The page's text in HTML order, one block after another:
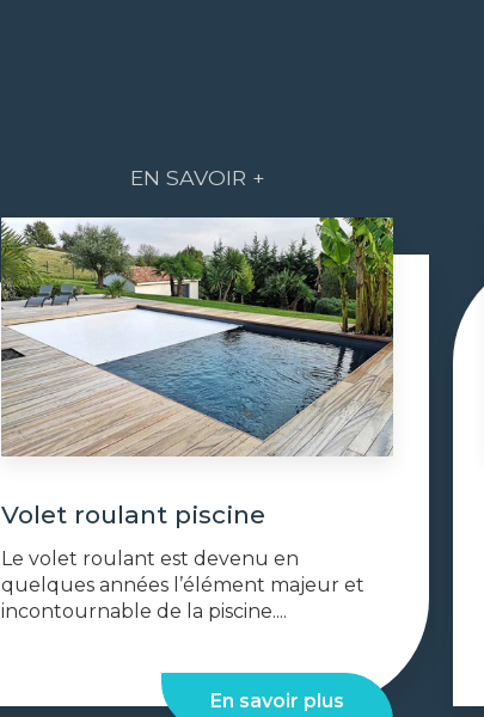
EN SAVOIR +
Volet roulant piscine
Le volet roulant est devenu en
quelques années l’élément majeur et
incontournable de la piscine....
En savoir plus